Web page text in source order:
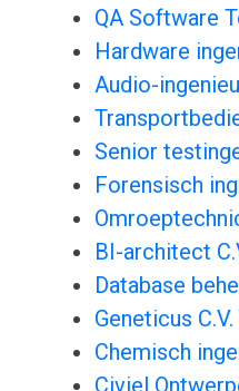
QA Software
Hardware
Audio-
Senior
Forensisch
BI-architect
Database
Geneticus
Chemisch
Civiel